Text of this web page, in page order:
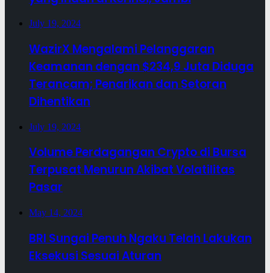
July 19, 2024
WazirX Mengalami Pelanggaran
Keamanan dengan $234,9 Juta Diduga
Terancam; Penarikan dan Setoran
Dihentikan
July 19, 2024
Volume Perdagangan Crypto di Bursa
Terpusat Menurun Akibat Volatilitas
Pasar
May 14, 2024
BRI Sungai Penuh Ngaku Telah Lakukan
Eksekusi Sesuai Aturan